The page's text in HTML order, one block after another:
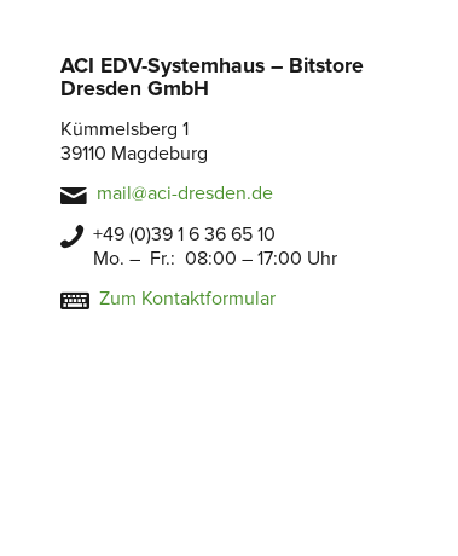
ACI EDV-Systemhaus – Bitstore
Dresden GmbH
Kümmelsberg 1
39110 Magdeburg
mail@aci-dresden.de
+49 (0)39 1 6 36 65 10
Mo. – Fr.: 08:00 – 17:00 Uhr
Zum Kontaktformular